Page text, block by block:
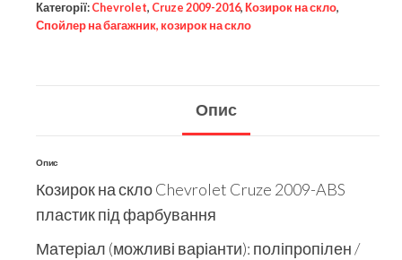
Категорії: Chevrolet, Cruze 2009-2016, Козирок на скло,
Спойлер на багажник, козирок на скло
Опис
Опис
Козирок на скло Chevrolet Cruze 2009-ABS
пластик під фарбування
Матеріал (можливі варіанти): поліпропілен /